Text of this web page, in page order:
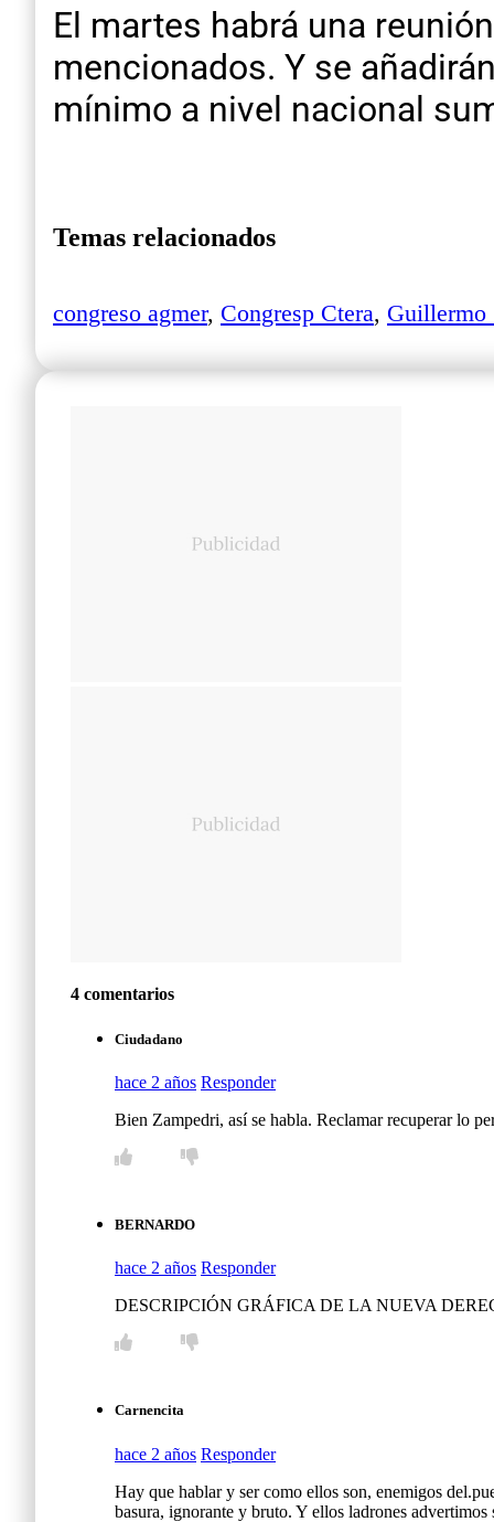
El martes habrá una
mencionados. Y se
mínimo a nivel nacional
Temas relacionados
congreso agmer, Congresp Ctera, Guillermo
4 comentarios
Ciudadano
hace 2 años Responder
Bien Zampedri, así se habla. Reclamar recuperar lo
BERNARDO
hace 2 años Responder
DESCRIPCIÓN GRÁFICA DE LA NUEVA
Carnencita
hace 2 años Responder
Hay que hablar y ser como ellos son, enemigos
basura, ignorante y bruto. Y ellos ladrones